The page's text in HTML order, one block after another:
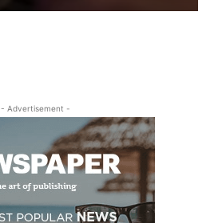
- Advertisement -